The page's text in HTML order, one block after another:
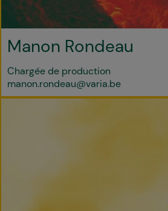
Manon Rondeau
Chargée de production
manon.rondeau@varia.be